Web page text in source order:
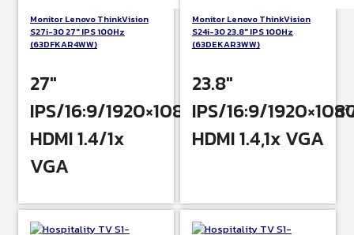
Monitor Lenovo ThinkVision
S27i-30 27″ IPS 100Hz
(63DFKAR4WW)
27″
IPS/16:9/1920×1080/1300:1/300cd/
HDMI 1.4/1x
VGA
Monitor Lenovo ThinkVision
S24i-30 23.8″ IPS 100Hz
(63DEKAR3WW)
23.8″
IPS/16:9/
HDMI 1.4,1x VGA